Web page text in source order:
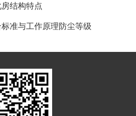
结构特点
准与工作原理防尘等级